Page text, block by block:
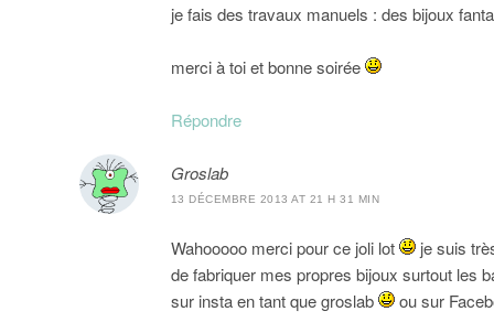
je fais des travaux manuels : des bijoux
merci à toi et bonne soirée
Répondre
Groslab
13 DÉCEMBRE 2013 AT 21 H 31 MIN
Wahooooo merci pour ce joli lot
je suis
de fabriquer mes propres bijoux surtout les
sur insta en tant que groslab
ou sur